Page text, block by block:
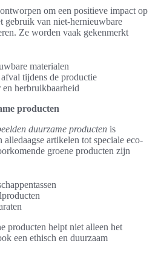
om een positieve impact op
gebruik van niet-hernieuwbare
Ze worden vaak gekenmerkt
materialen
tijdens de productie
herbruikbaarheid
producten
duurzame producten is
alledaagse artikelen tot speciale eco-
groene producten zijn
producten helpt niet alleen het
een ethisch en duurzaam